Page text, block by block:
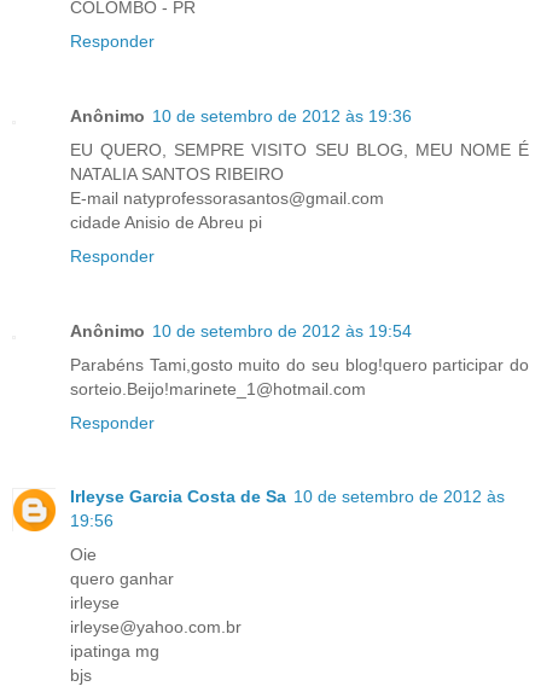
COLOMBO - PR
Responder
Anônimo 10 de setembro de 2012 às 19:36
EU QUERO, SEMPRE VISITO SEU BLOG, MEU NOME É
NATALIA SANTOS RIBEIRO
E-mail natyprofessorasantos@gmail.com
cidade Anisio de Abreu pi
Responder
Anônimo 10 de setembro de 2012 às 19:54
Parabéns Tami,gosto muito do seu blog!quero participar do
sorteio.Beijo!marinete_1@hotmail.com
Responder
Irleyse Garcia Costa de Sa 10 de setembro de 2012 às
19:56
Oie
quero ganhar
irleyse
irleyse@yahoo.com.br
ipatinga mg
bjs